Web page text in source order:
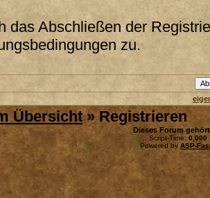
das Abschließen der
zu.
Übersicht» Registrieren
Dieses Forum
.: Script-Time: 0,000
Powered by ASP-